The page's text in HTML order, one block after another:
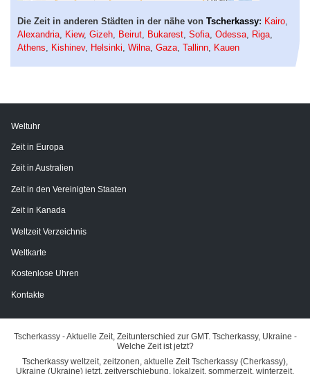
Die Zeit in anderen Städten in der nähe von Tscherkassy: Kairo,
Alexandria, Kiew, Gizeh, Beirut, Bukarest, Sofia, Odessa, Riga,
Athens, Kishinev, Helsinki, Wilna, Gaza, Tallinn, Kauen
Weltuhr
Zeit in Europa
Zeit in Australien
Zeit in den Vereinigten Staaten
Zeit in Kanada
Weltzeit Verzeichnis
Weltkarte
Kostenlose Uhren
Kontakte
Tscherkassy - Aktuelle Zeit, Zeitunterschied zur GMT. Tscherkassy, Ukraine -
Welche Zeit ist jetzt?
Tscherkassy weltzeit, zeitzonen, aktuelle Zeit Tscherkassy (Cherkassy),
Ukraine (Ukraine) jetzt, zeitverschiebung, lokalzeit, sommerzeit, winterzeit,